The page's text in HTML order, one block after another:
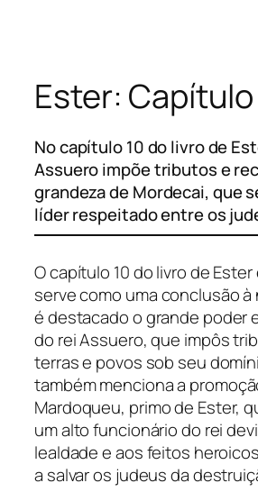
conteúdo
Ester: Capítulo
No capítulo 10 do livro de
Assuero impõe tributos e
grandeza de Mordecai, que
líder respeitado entre os
O capítulo 10 do livro de Ester
serve como uma conclusão à
é destacado o grande poder
do rei Assuero, que impôs
terras e povos sob seu
também menciona a
Mardoqueu, primo de Ester,
um alto funcionário do rei
lealdade e aos feitos
a salvar os judeus da